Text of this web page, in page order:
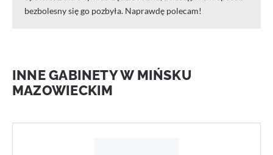
bezbolesny się go pozbyła. Naprawdę polecam!
INNE GABINETY W MIŃSKU
MAZOWIECKIM